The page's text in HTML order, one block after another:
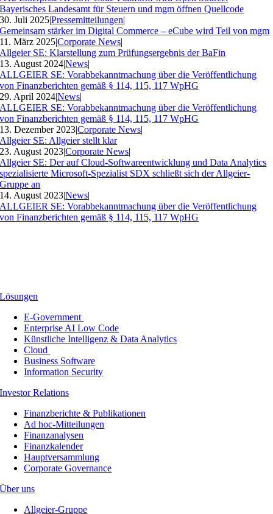
Bayerisches Landesamt für Steuern und mgm öffnen Quellcode
30. Juli 2025|Pressemitteilungen|
Gemeinsam stärker im Digital Commerce – eCube wird Teil von mgm
11. März 2025|Corporate News|
Allgeier SE: Klarstellung zum Prüfungsergebnis der BaFin
13. August 2024|News|
ALLGEIER SE: Vorabbekanntmachung über die Veröffentlichung
von Finanzberichten gemäß § 114, 115, 117 WpHG
29. April 2024|News|
ALLGEIER SE: Vorabbekanntmachung über die Veröffentlichung
von Finanzberichten gemäß § 114, 115, 117 WpHG
13. Dezember 2023|Corporate News|
Allgeier SE: Allgeier stellt klar
23. August 2023|Corporate News|
Allgeier SE: Der auf Cloud-Softwareentwicklung und Data Analytics
spezialisierte Microsoft-Spezialist SDX schließt sich der Allgeier-
Gruppe an
14. August 2023|News|
ALLGEIER SE: Vorabbekanntmachung über die Veröffentlichung
von Finanzberichten gemäß § 114, 115, 117 WpHG
Lösungen
E-Government
Enterprise AI Low Code
Künstliche Intelligenz & Data Analytics
Cloud
Business Software
Information Security
Investor Relations
Finanzberichte & Publikationen
Ad hoc-Mitteilungen
Finanzanalysen
Finanzkalender
Hauptversammlung
Corporate Governance
Über uns
Allgeier-Gruppe